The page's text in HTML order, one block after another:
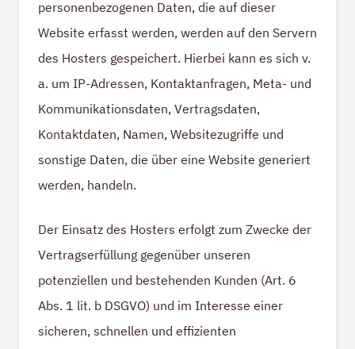
personenbezogenen Daten, die auf dieser
Website erfasst werden, werden auf den Servern
des Hosters gespeichert. Hierbei kann es sich v.
a. um IP-Adressen, Kontaktanfragen, Meta- und
Kommunikationsdaten, Vertragsdaten,
Kontaktdaten, Namen, Websitezugriffe und
sonstige Daten, die über eine Website generiert
werden, handeln.
Der Einsatz des Hosters erfolgt zum Zwecke der
Vertragserfüllung gegenüber unseren
potenziellen und bestehenden Kunden (Art. 6
Abs. 1 lit. b DSGVO) und im Interesse einer
sicheren, schnellen und effizienten